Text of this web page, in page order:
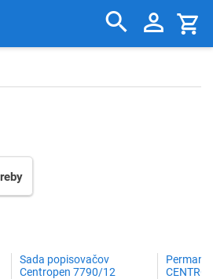
Sada popisovačov
Centropen 7790/12